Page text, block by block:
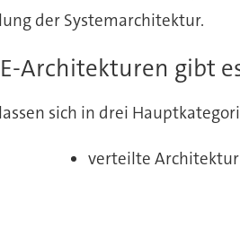
der Systemarchitektur.
Architekturen gibt
sich in drei
verteilte Architektur